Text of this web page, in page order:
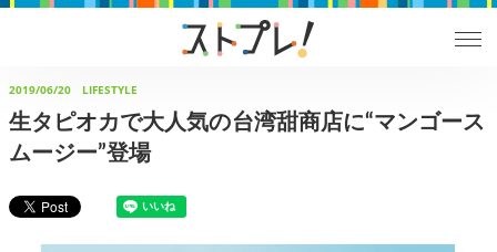
2019/06/20 LIFESTYLE
生タピオカで大人気の台湾甜商店に“マンゴース
ムージー”登場